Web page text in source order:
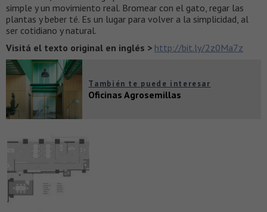
simple y un movimiento real. Bromear con el gato, regar las
plantas y beber té. Es un lugar para volver a la simplicidad, al
ser cotidiano y natural.
Visitá el texto original en inglés > http://bit.ly/2z0Ma7z
También te puede interesar
Oficinas Agrosemillas